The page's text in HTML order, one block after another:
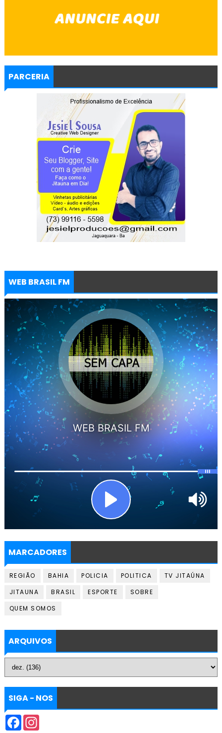
PARCERIA
WEB BRASIL FM
MARCADORES
REGIÃO BAHIA POLICIA POLITICA
TV JITAÚNA
JITAUNA
BRASIL ESPORTE
SOBRE
QUEM SOMOS
ARQUIVOS
SIGA - NOS
F
I